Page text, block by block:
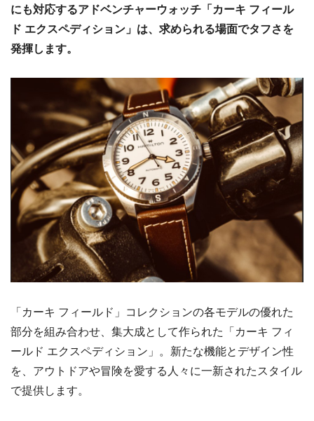
にも対応するアドベンチャーウォッチ「カーキ フィール
ド エクスペディション」は、求められる場面でタフさを
発揮します。
「カーキ フィールド」コレクションの各モデルの優れた
部分を組み合わせ、集大成として作られた「カーキ フィ
ールド エクスペディション」。新たな機能とデザイン性
を、アウトドアや冒険を愛する人々に一新されたスタイル
で提供します。